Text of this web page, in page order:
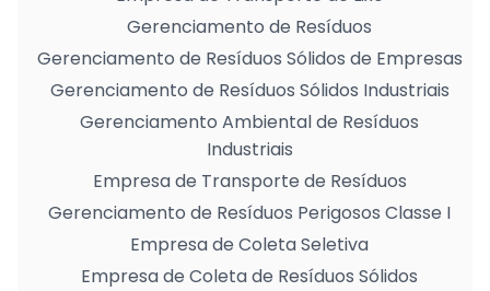
Gerenciamento de Resíduos
Gerenciamento de Resíduos Sólidos de Empresas
Gerenciamento de Resíduos Sólidos Industriais
Gerenciamento Ambiental de Resíduos
Industriais
Empresa de Transporte de Resíduos
Gerenciamento de Resíduos Perigosos Classe I
Empresa de Coleta Seletiva
Empresa de Coleta de Resíduos Sólidos